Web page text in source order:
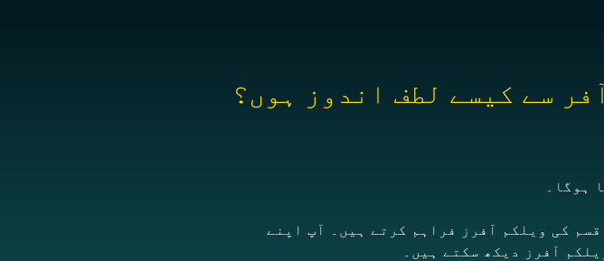
کی ویلکم آفرز فراہم کرتے ہیں۔ آپ اپنے
آفرز دیکھ سکتے ہیں۔